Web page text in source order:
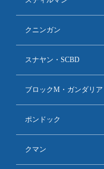
クニンガン
スナヤン・SCBD
ブロックM・ガンダリア
ポンドック
クマン